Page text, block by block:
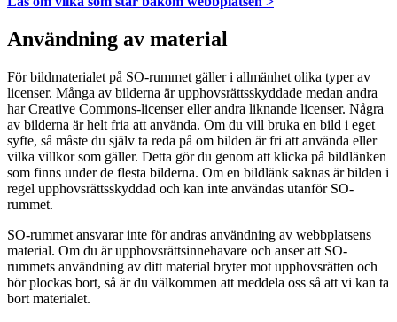
Användning av material
För bildmaterialet på SO-rummet gäller i allmänhet olika typer av
licenser. Många av bilderna är upphovsrättsskyddade medan andra
har Creative Commons-licenser eller andra liknande licenser. Några
av bilderna är helt fria att använda. Om du vill bruka en bild i eget
syfte, så måste du själv ta reda på om bilden är fri att använda eller
vilka villkor som gäller. Detta gör du genom att klicka på bildlänken
som finns under de flesta bilderna. Om en bildlänk saknas är bilden i
regel upphovsrättsskyddad och kan inte användas utanför SO-
rummet.
SO-rummet ansvarar inte för andras användning av webbplatsens
material. Om du är upphovsrättsinnehavare och anser att SO-
rummets användning av ditt material bryter mot upphovsrätten och
bör plockas bort, så är du välkommen att meddela oss så att vi kan ta
bort materialet.